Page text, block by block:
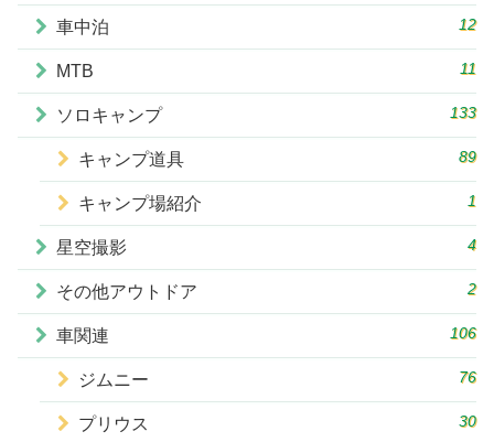
車中泊 12
MTB 11
ソロキャンプ 133
キャンプ道具 89
キャンプ場紹介 1
星空撮影 4
その他アウトドア 2
車関連 106
ジムニー 76
プリウス 30